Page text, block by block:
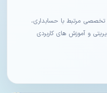
مرتبط با حسابداری،
و آموزش های کاربردی